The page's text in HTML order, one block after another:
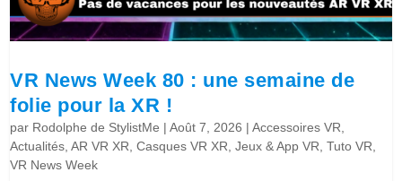
VR News Week 80 : une semaine de
folie pour la XR !
par Rodolphe de StylistMe |Août 7, 2026 |Accessoires VR
Actualités ,AR VR XR ,Casques VR XR ,Jeux & App VR ,Tuto VR
VR News Week